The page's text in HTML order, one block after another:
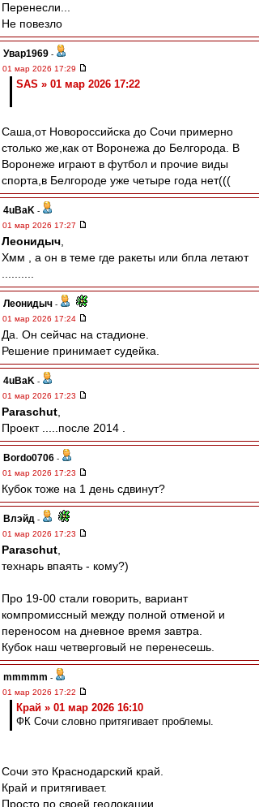
Перенесли...
Не повезло
Увар1969 -
01 мар 2026 17:29
SAS » 01 мар 2026 17:22
Саша,от Новороссийска до Сочи примерно
столько же,как от Воронежа до Белгорода. В
Воронеже играют в футбол и прочие виды
спорта,в Белгороде уже четыре года нет(((
4uBaK -
01 мар 2026 17:27
Леонидыч
Хмм , а он в теме где ракеты или бпла летают
Леонидыч -
01 мар 2026 17:24
Да. Он сейчас на стадионе.
Решение принимает судейка.
4uBaK -
01 мар 2026 17:23
Paraschut
Проект .....после 2014 .
Bordo0706 -
01 мар 2026 17:23
Кубок тоже на 1 день сдвинут?
Влэйд -
01 мар 2026 17:23
Paraschut
технарь впаять - кому?)
Про 19-00 стали говорить, вариант
компромиссный между полной отменой и
переносом на дневное время завтра.
Кубок наш четверговый не перенесешь.
mmmmm -
01 мар 2026 17:22
Край » 01 мар 2026 16:10
ФК Сочи словно притягивает проблемы.
Сочи это Краснодарский край.
Край и притягивает.
Просто по своей геолокации.